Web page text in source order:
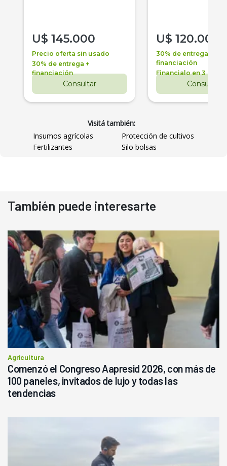
U$ 145.000
Precio oferta sin usado
30% de entrega +
financiación
Consultar
U$ 120.000
30% de entrega +
financiación
Financialo en 3 años
Consultar
Visitá también:
Insumos agrícolas
Protección de cultivos
Fertilizantes
Silo bolsas
También puede interesarte
Agricultura
Comenzó el Congreso Aapresid 2026, con más de
100 paneles, invitados de lujo y todas las
tendencias